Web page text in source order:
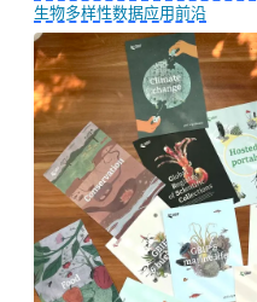
生物多样性数据应用前沿